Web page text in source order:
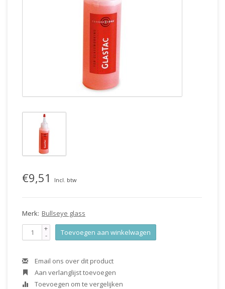
€9,51 Incl. btw
Merk: Bullseye glass
+
- Toevoegen aan winkelwagen
Email ons over dit product
Aan verlanglijst toevoegen
Toevoegen om te vergelijken